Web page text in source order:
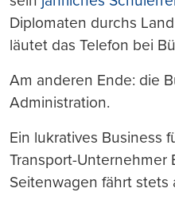
Diplomaten durchs
läutet das Telefon bei
Am anderen Ende: die
Administration.
Ein lukratives Business
Transport-Unternehmer
Seitenwagen fährt stets